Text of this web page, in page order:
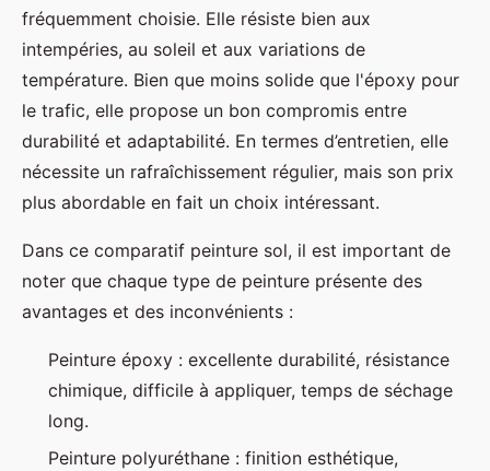
fréquemment choisie. Elle résiste bien aux
intempéries, au soleil et aux variations de
température. Bien que moins solide que l'époxy pour
le trafic, elle propose un bon compromis entre
durabilité et adaptabilité. En termes d’entretien, elle
nécessite un rafraîchissement régulier, mais son prix
plus abordable en fait un choix intéressant.
Dans ce comparatif peinture sol, il est important de
noter que chaque type de peinture présente des
avantages et des inconvénients :
Peinture époxy : excellente durabilité, résistance
chimique, difficile à appliquer, temps de séchage
long.
Peinture polyuréthane : finition esthétique,